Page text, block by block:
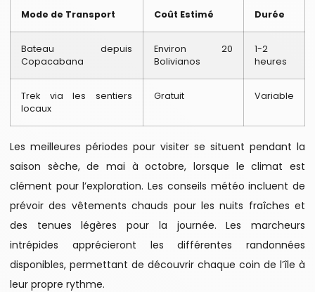
Mode de Transport Coût Estimé Durée
Bateau depuis
Copacabana
Environ 20
Bolivianos
1-2
heures
Trek via les sentiers
locaux
Gratuit Variable
Les meilleures périodes pour visiter se situent pendant la
saison sèche, de mai à octobre, lorsque le climat est
clément pour l’exploration. Les conseils météo incluent de
prévoir des vêtements chauds pour les nuits fraîches et
des tenues légères pour la journée. Les marcheurs
intrépides apprécieront les différentes randonnées
disponibles, permettant de découvrir chaque coin de l’île à
leur propre rythme.